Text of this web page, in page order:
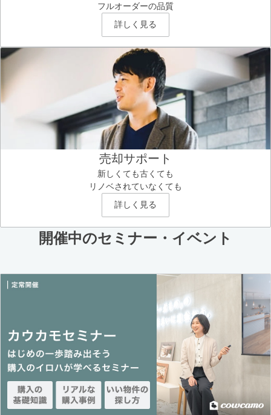
フルオーダーの品質
詳しく見る
売却サポート
新しくても古くても
リノベされていなくても
詳しく見る
開催中のセミナー・イベント